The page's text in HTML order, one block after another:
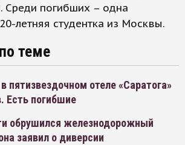
Среди погибших – одна
летняя студентка из Москвы.
теме
пятизвездочном отеле «Саратога»
Есть погибшие
обрушился железнодорожный
заявил о диверсии